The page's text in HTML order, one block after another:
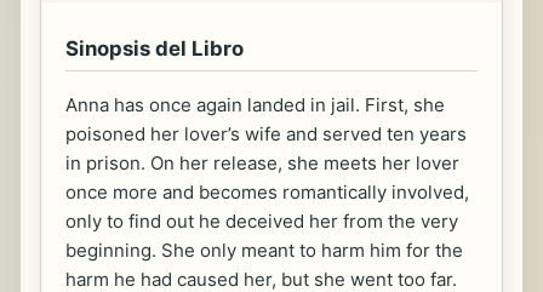
Sinopsis del Libro
Anna has once again landed in jail. First, she
poisoned her lover’s wife and served ten years
in prison. On her release, she meets her lover
once more and becomes romantically involved,
only to find out he deceived her from the very
beginning. She only meant to harm him for the
harm he had caused her, but she went too far.